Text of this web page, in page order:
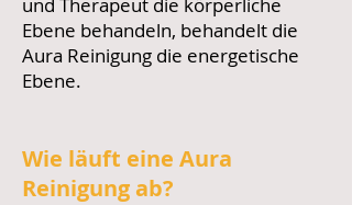
Ebene behandeln, behandelt die
Aura Reinigung die energetische
Ebene.
Wie läuft eine Aura
Reinigung ab?